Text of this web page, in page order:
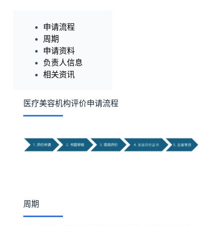
申请流程
周期
申请资料
负责人信息
相关资讯
医疗美容机构评价申请流程
周期